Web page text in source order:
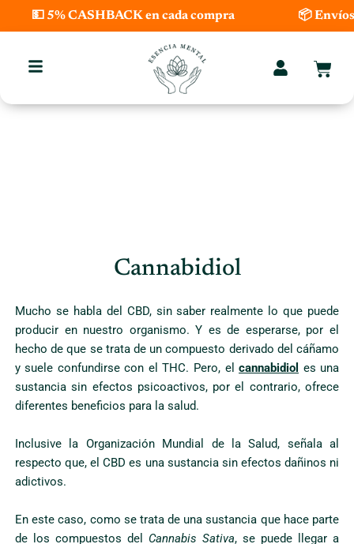
💵 5% CASHBACK en cada compra 📦
Cannabidiol
Mucho se habla del CBD, sin saber realmente lo que puede
producir en nuestro organismo. Y es de esperarse, por el
hecho de que se trata de un compuesto derivado del cáñamo
y suele confundirse con el THC. Pero, elcannabidiol es una
sustancia sin efectos psicoactivos, por el contrario, ofrece
diferentes beneficios para la salud.
Inclusive la Organización Mundial de la Salud, señala al
respecto que, el CBD es una sustancia sin efectos dañinos ni
adictivos.
En este caso, como se trata de una sustancia que hace parte
de los compuestos del Cannabis Sativa, se puede llegar a